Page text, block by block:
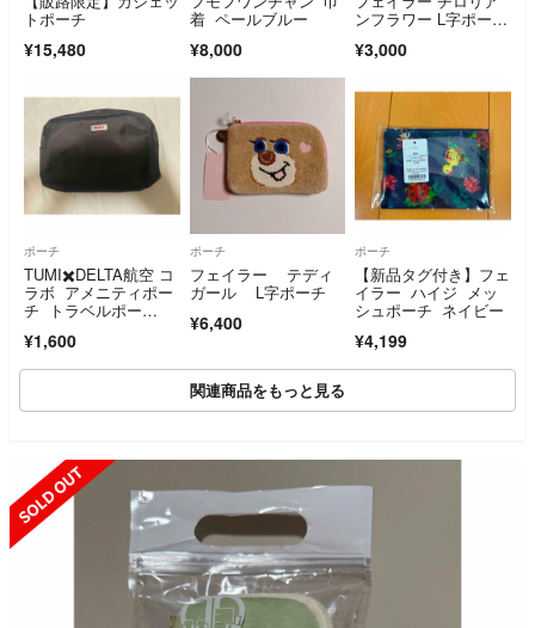
トポーチ
¥15,480
着 ペールブルー
¥8,000
ンフラワー L字ポー
¥3,000
ポーチ
TUMI✖️DELTA航空 コ
ラボ アメニティポー
チ トラベルポー
¥1,600
ポーチ
フェイラー テディ
ガール L字ポーチ
¥6,400
ポーチ
【新品タグ付き】フェ
イラー ハイジ メッ
シュポーチ ネイビー
¥4,199
関連商品をもっと見る